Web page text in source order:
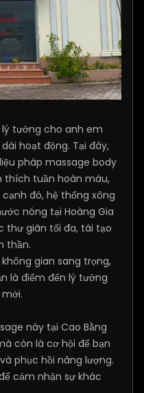
lý tưởng cho anh em
hoạt động. Tại đây,
pháp massage body
thích tuần hoàn máu,
đó, hệ thống xông
nóng tại Hoàng Gia
thư giãn tối đa, tái tạo
thần.
gian sang trọng,
là điểm đến lý tưởng
này tại Cao Bằng
còn là cơ hội để bạn
phục hồi năng lượng.
cảm nhận sự khác